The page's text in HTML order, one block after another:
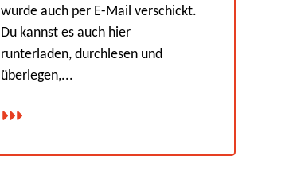
wurde auch per E-Mail verschickt.
Du kannst es auch hier
runterladen, durchlesen und
überlegen,...